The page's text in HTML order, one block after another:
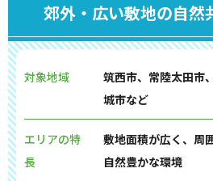
郊外・広い敷地の自然
対象地域
筑西市、常陸太田市
城市など
エリアの特
長
敷地面積が広く、周
自然豊かな環境